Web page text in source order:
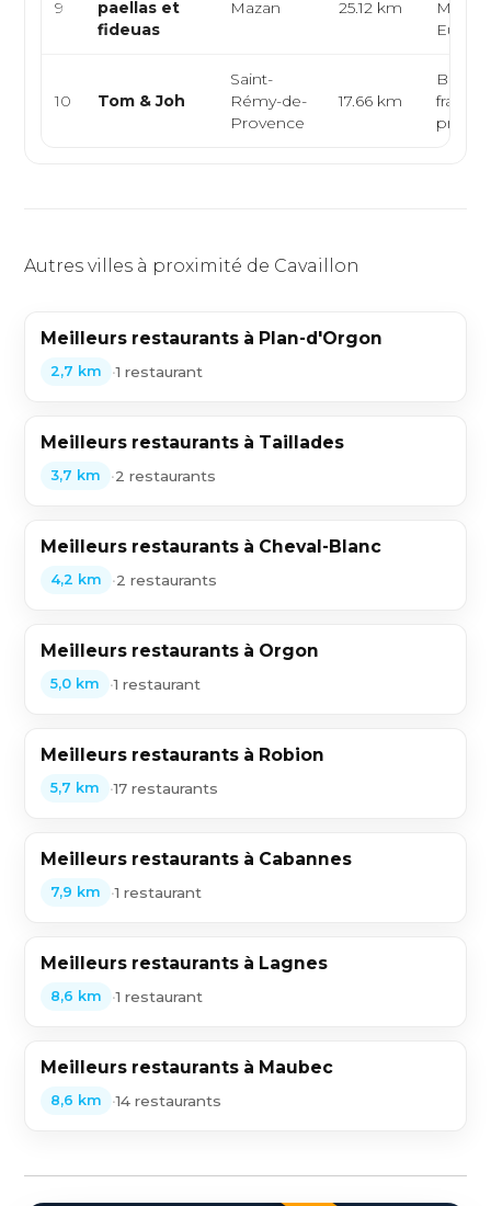
9
paellas et
fideuas
Mazan 25.12 km
10 Tom & Joh
Saint-
Rémy-de-
Provence
17.66 km
Autres villes à proximité de Cavaillon
Meilleurs restaurants à Plan-d'Orgon
2,7 km •1 restaurant
Meilleurs restaurants à Taillades
3,7 km •2 restaurants
Meilleurs restaurants à Cheval-Blanc
4,2 km •2 restaurants
Meilleurs restaurants à Orgon
5,0 km •1 restaurant
Meilleurs restaurants à Robion
5,7 km •17 restaurants
Meilleurs restaurants à Cabannes
7,9 km •1 restaurant
Meilleurs restaurants à Lagnes
8,6 km •1 restaurant
Meilleurs restaurants à Maubec
8,6 km •14 restaurants